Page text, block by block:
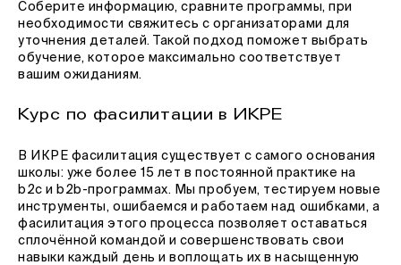
Соберите информацию, сравните программы, при
необходимости свяжитесь с организаторами для
уточнения деталей. Такой подход поможет выбрать
обучение, которое максимально соответствует
вашим ожиданиям.
Курс по фасилитации в ИКРЕ
В ИКРЕ фасилитация существует с самого основания
школы: уже более 15 лет в постоянной практике на
b2c и b2b-программах. Мы пробуем, тестируем новые
инструменты, ошибаемся и работаем над ошибками, а
фасилитация этого процесса позволяет оставаться
сплочённой командой и совершенствовать свои
навыки каждый день и воплощать их в насыщенную